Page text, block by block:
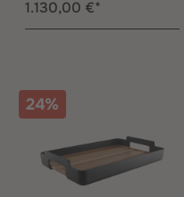
1.130,00 €*
24%